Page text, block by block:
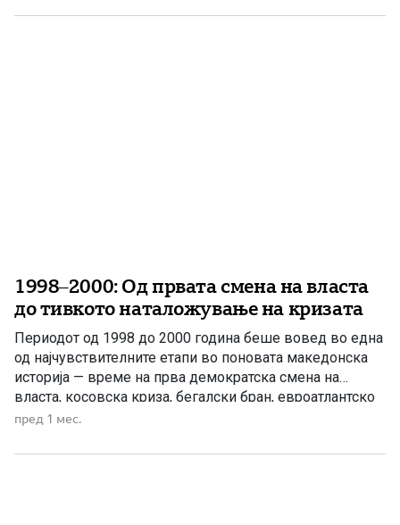
[…]
1998–2000: Од првата смена на власта
до тивкото наталожување на кризата
Периодот од 1998 до 2000 година беше вовед во една
од најчувствителните етапи во поновата македонска
историја — време на прва демократска смена на
власта, косовска криза, бегалски бран, евроатлантско
позиционирање и сè поизразени безбедносни и
претставува прв дел од една од најбурните и
пред 1 мес.